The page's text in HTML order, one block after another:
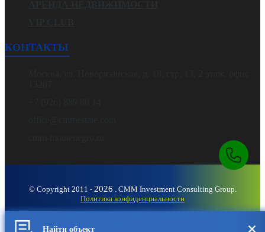
КОНТАКТЫ
© Copyright 2011 - 2026 . CMM Investment Consulting Group.
Политика конфиденциальности
Найти объект